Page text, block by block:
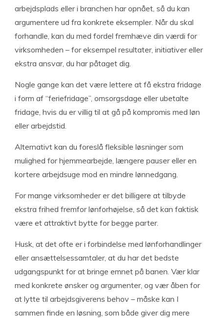
arbejdsplads eller i branchen har opnået, så du kan
argumentere ud fra konkrete eksempler. Når du skal
forhandle, kan du med fordel fremhæve din værdi for
virksomheden – for eksempel resultater, initiativer eller
ekstra ansvar, du har påtaget dig.
Nogle gange kan det være lettere at få ekstra fridage
i form af “feriefridage”, omsorgsdage eller ubetalte
fridage, hvis du er villig til at gå på kompromis med løn
eller arbejdstid.
Alternativt kan du foreslå fleksible løsninger som
mulighed for hjemmearbejde, længere pauser eller en
kortere arbejdsuge mod en mindre lønnedgang.
For mange virksomheder er det billigere at tilbyde
ekstra frihed fremfor lønforhøjelse, så det kan faktisk
være et attraktivt bytte for begge parter.
Husk, at det ofte er i forbindelse med lønforhandlinger
eller ansættelsessamtaler, at du har det bedste
udgangspunkt for at bringe emnet på banen. Vær klar
med konkrete ønsker og argumenter, og vær åben for
at lytte til arbejdsgiverens behov – måske kan I
sammen finde en løsning, som både giver dig mere